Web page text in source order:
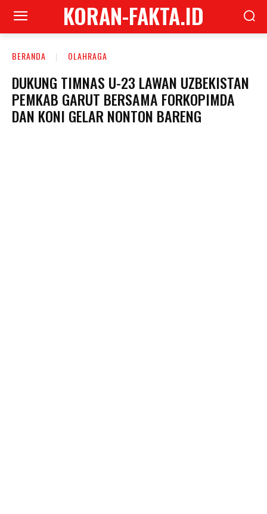
KORAN-FAKTA.ID
BERANDA OLAHRAGA
DUKUNG TIMNAS U-23 LAWAN UZBEKISTAN
PEMKAB GARUT BERSAMA FORKOPIMDA
DAN KONI GELAR NONTON BARENG